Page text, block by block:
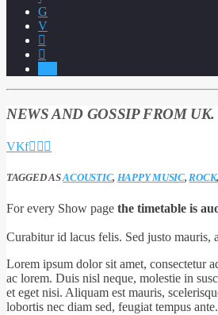
NEWS AND GOSSIP FROM UK.
TAGGED ASACOUSTIC, HAPPY MUSIC,ROCK,
For every Show page the timetable is
Curabitur id lacus felis. Sed justo mauris,
Lorem ipsum dolor sit amet, consectetur
ac lorem. Duis nisl neque, molestie in
et eget nisi. Aliquam est mauris,
lobortis nec diam sed, feugiat tempus